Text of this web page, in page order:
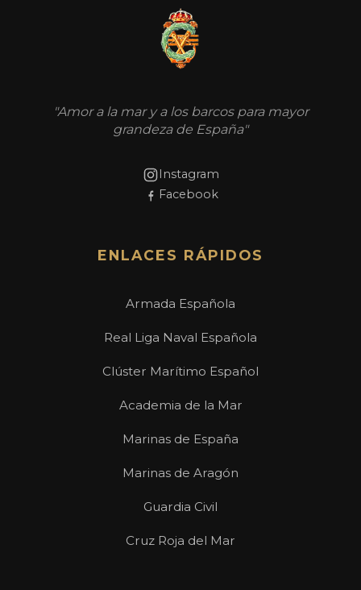
"Amor a la mar y a los barcos para mayor
grandeza de España"
Instagram
Facebook
ENLACES RÁPIDOS
Armada Española
Real Liga Naval Española
Clúster Marítimo Español
Academia de la Mar
Marinas de España
Marinas de Aragón
Guardia Civil
Cruz Roja del Mar